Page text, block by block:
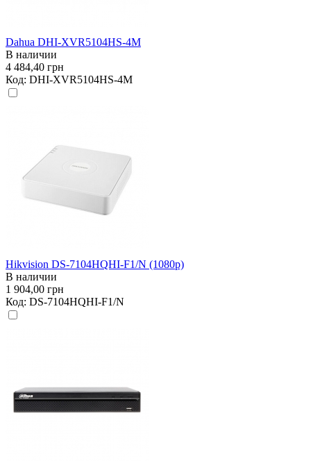
Dahua DHI-XVR5104HS-4M
В наличии
4 484,40 грн
Код: DHI-XVR5104HS-4M
Hikvision DS-7104HQHI-F1/N (1080p)
В наличии
1 904,00 грн
Код: DS-7104HQHI-F1/N